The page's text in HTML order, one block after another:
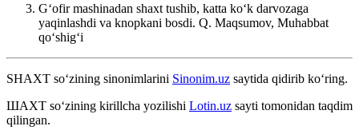
Gʻofir mashinadan shaxt tushib, katta koʻk darvozaga
yaqinlashdi va knopkani bosdi. Q. Maqsumov, Muhabbat
qoʻshigʻi
SHAXT so‘zining sinonimlarini Sinonim.uz saytida qidirib ko‘ring.
ШАХТ so‘zining kirillcha yozilishi Lotin.uz sayti tomonidan taqdim
qilingan.